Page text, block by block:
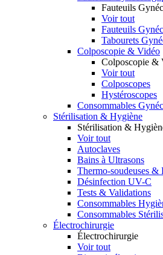
Fauteuils
Voir tout
Fauteuils
Tabourets
Colposcopie & Vidéo
Colposcopie &
Voir tout
Colposcopes
Hystéroscopes
Consommables
Stérilisation & Hygiène
Stérilisation &
Voir tout
Autoclaves
Bains à Ultrasons
Thermo-soudeuses &
Désinfection UV-C
Tests & Validations
Consommables
Consommables
Électrochirurgie
Électrochirurgie
Voir tout